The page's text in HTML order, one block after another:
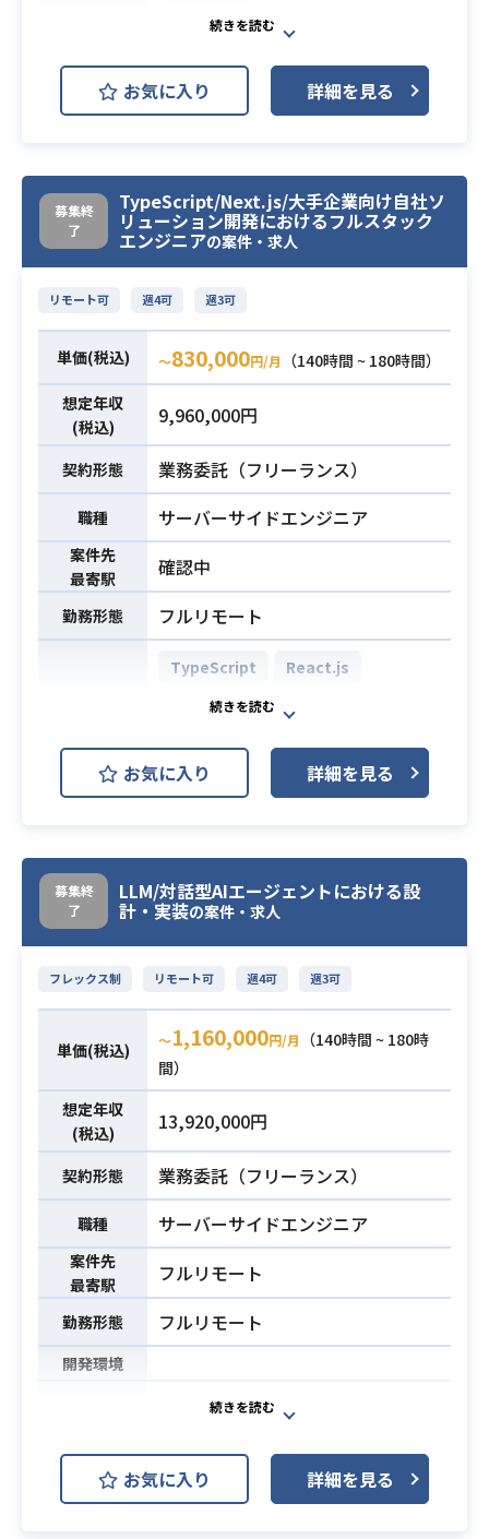
必須スキル
・Web／アプリ開発における進行管
・開発スケジュール（ガントチャー
ト等）の作成および運用経験
解
・要件定義およびドキュメント作成
経験（PRD／チケット起票等）
・PMOまたはスクラムマスターとし
ての実務経験（進捗管理、課題解
消、会議ファシリテーション等）
・経営層〜現場担当者まで、幅広い
ステークホルダーに対する高度な提
案・折衝能力
・自律的なプロジェクト管理能力
連携、または実務経験
業務内容
SaaS企業におけるビジネス職（営
業、カスタマーサクセス、マーケテ
ィング等）の中途採用リクルーター
業務となります。
を主軸とし、媒体を用いたターゲッ
ト選定、スカウト文面の作成・改
善、母集団形成を担当していただき
す。
・DR（ダイレクトリクルーティン
グ）業務の遂行
reen等）を用いたターゲット選定お
よびソーシング
・職種特性（営業・CS・マーケ等）
に合わせたスカウト文面の作成・改
善
・返信率向上のためのPDCAサイクル
の実施（A/Bテスト等）
※詳細は面談時にお伝えします。
必須スキル
・ビジネス職（営業、CS、マーケ
・DR媒体（BizReach, Wantedly
等）を用いたパーソナライズド・ス
カウトの運用経験
・各職種のミッションや評価指標（K
・目標から逆算して行動量を担保で
きる自律的な推進力
お気に入り 詳細を見る
募集終
了
TypeScript/Next.js/大手企業向け自社ソ
リューション開発におけるフルスタック
エンジニアの案件・求人
リモート可 週4可 週3可
単価(税込) 〜830,000円/月
（140時間 ~ 180時間）
想定年収
(税込)
9,960,000円
契約形態 業務委託（フリーランス）
職種 サーバーサイドエンジニア
案件先
最寄駅
確認中
勤務形態 フルリモート
開発環境
TypeScript
React.js
BigQuery
AWS (Amazon Web Services)
GCP (Google Cloud Platform)
業務内容
発において、
的難易度の高い領域を担当します。
【仕事内容】
下記の業務を担っていただく想定で
す。
・TypeScript、Next.jsを軸としたフ
ルスタック開発
・AIエージェント連携層の構築
・パフォーマンスチューニング
・DB設計およびバックエンド開発
※詳細は面談時にお伝えします。
・TypeScriptでの実装経験
・ReactやNext.jsでのWebアプリ開
発経験
・ORMやクエリビルダー（Prisma /
・GCP、AWS、Supabase等のクラ
ウド環境での開発経験
お気に入り 詳細を見る
募集終
了
LLM/対話型AIエージェントにおける設
計・実装の案件・求人
フレックス制 リモート可 週4可 週3可
単価(税込) 〜1,160,000円/月
（140時間 ~ 180時
間）
想定年収
(税込)
13,920,000円
契約形態 業務委託（フリーランス）
職種 サーバーサイドエンジニア
案件先
最寄駅
フルリモート
勤務形態 フルリモート
開発環境
・対話型AIエージェント設計・実装
ool Calling/Multi-Agent構成）
・プロンプトアーキテクチャ設計（S
お気に入り 詳細を見る